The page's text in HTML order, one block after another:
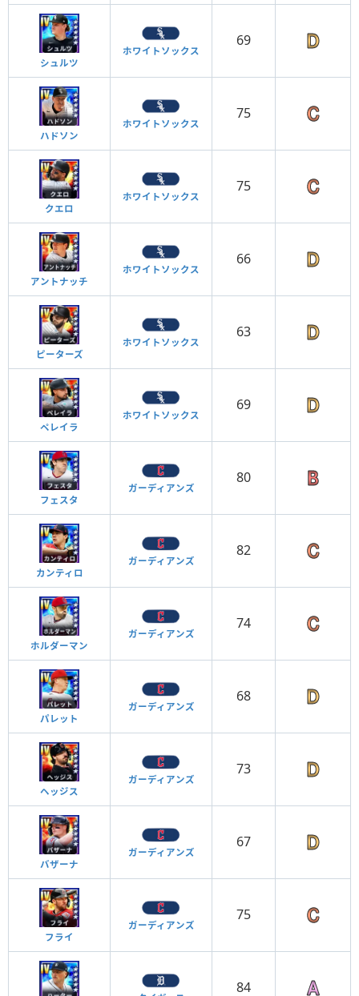
シュルツ
ホワイトソックス
69
ハドソン
ホワイトソックス
75
クエロ
ホワイトソックス
75
アントナッチ
ホワイトソックス
66
ピーターズ
ホワイトソックス
63
ペレイラ
ホワイトソックス
69
フェスタ
ガーディアンズ
80
カンティロ
ガーディアンズ
82
ホルダーマン
ガーディアンズ
74
パレット
ガーディアンズ
68
ヘッジス
ガーディアンズ
73
バザーナ
ガーディアンズ
67
フライ
ガーディアンズ
75
84